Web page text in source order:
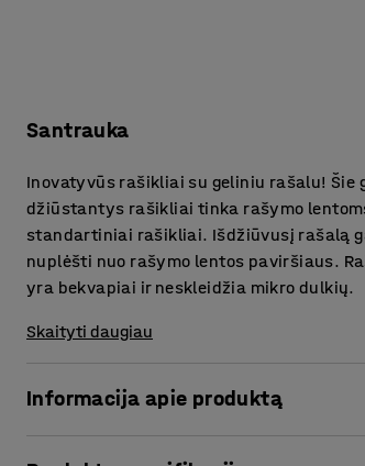
Santrauka
Inovatyvūs rašikliai su geliniu rašalu! Šie
džiūstantys rašikliai tinka rašymo
standartiniai rašikliai. Išdžiūvusį rašalą
nuplėšti nuo rašymo lentos paviršiaus.
yra bekvapiai ir neskleidžia mikro dulkių.
Skaityti daugiau
Informacija apie produktą